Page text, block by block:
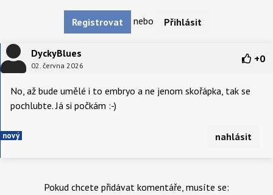
Registrovat nebo Přihlásit
DyckyBlues
02. června 2026
+0
No, až bude umělé i to embryo a ne jenom skořápka, tak se
pochlubte. Já si počkám :-)
nový nahlásit
Pokud chcete přidávat komentáře, musíte se: